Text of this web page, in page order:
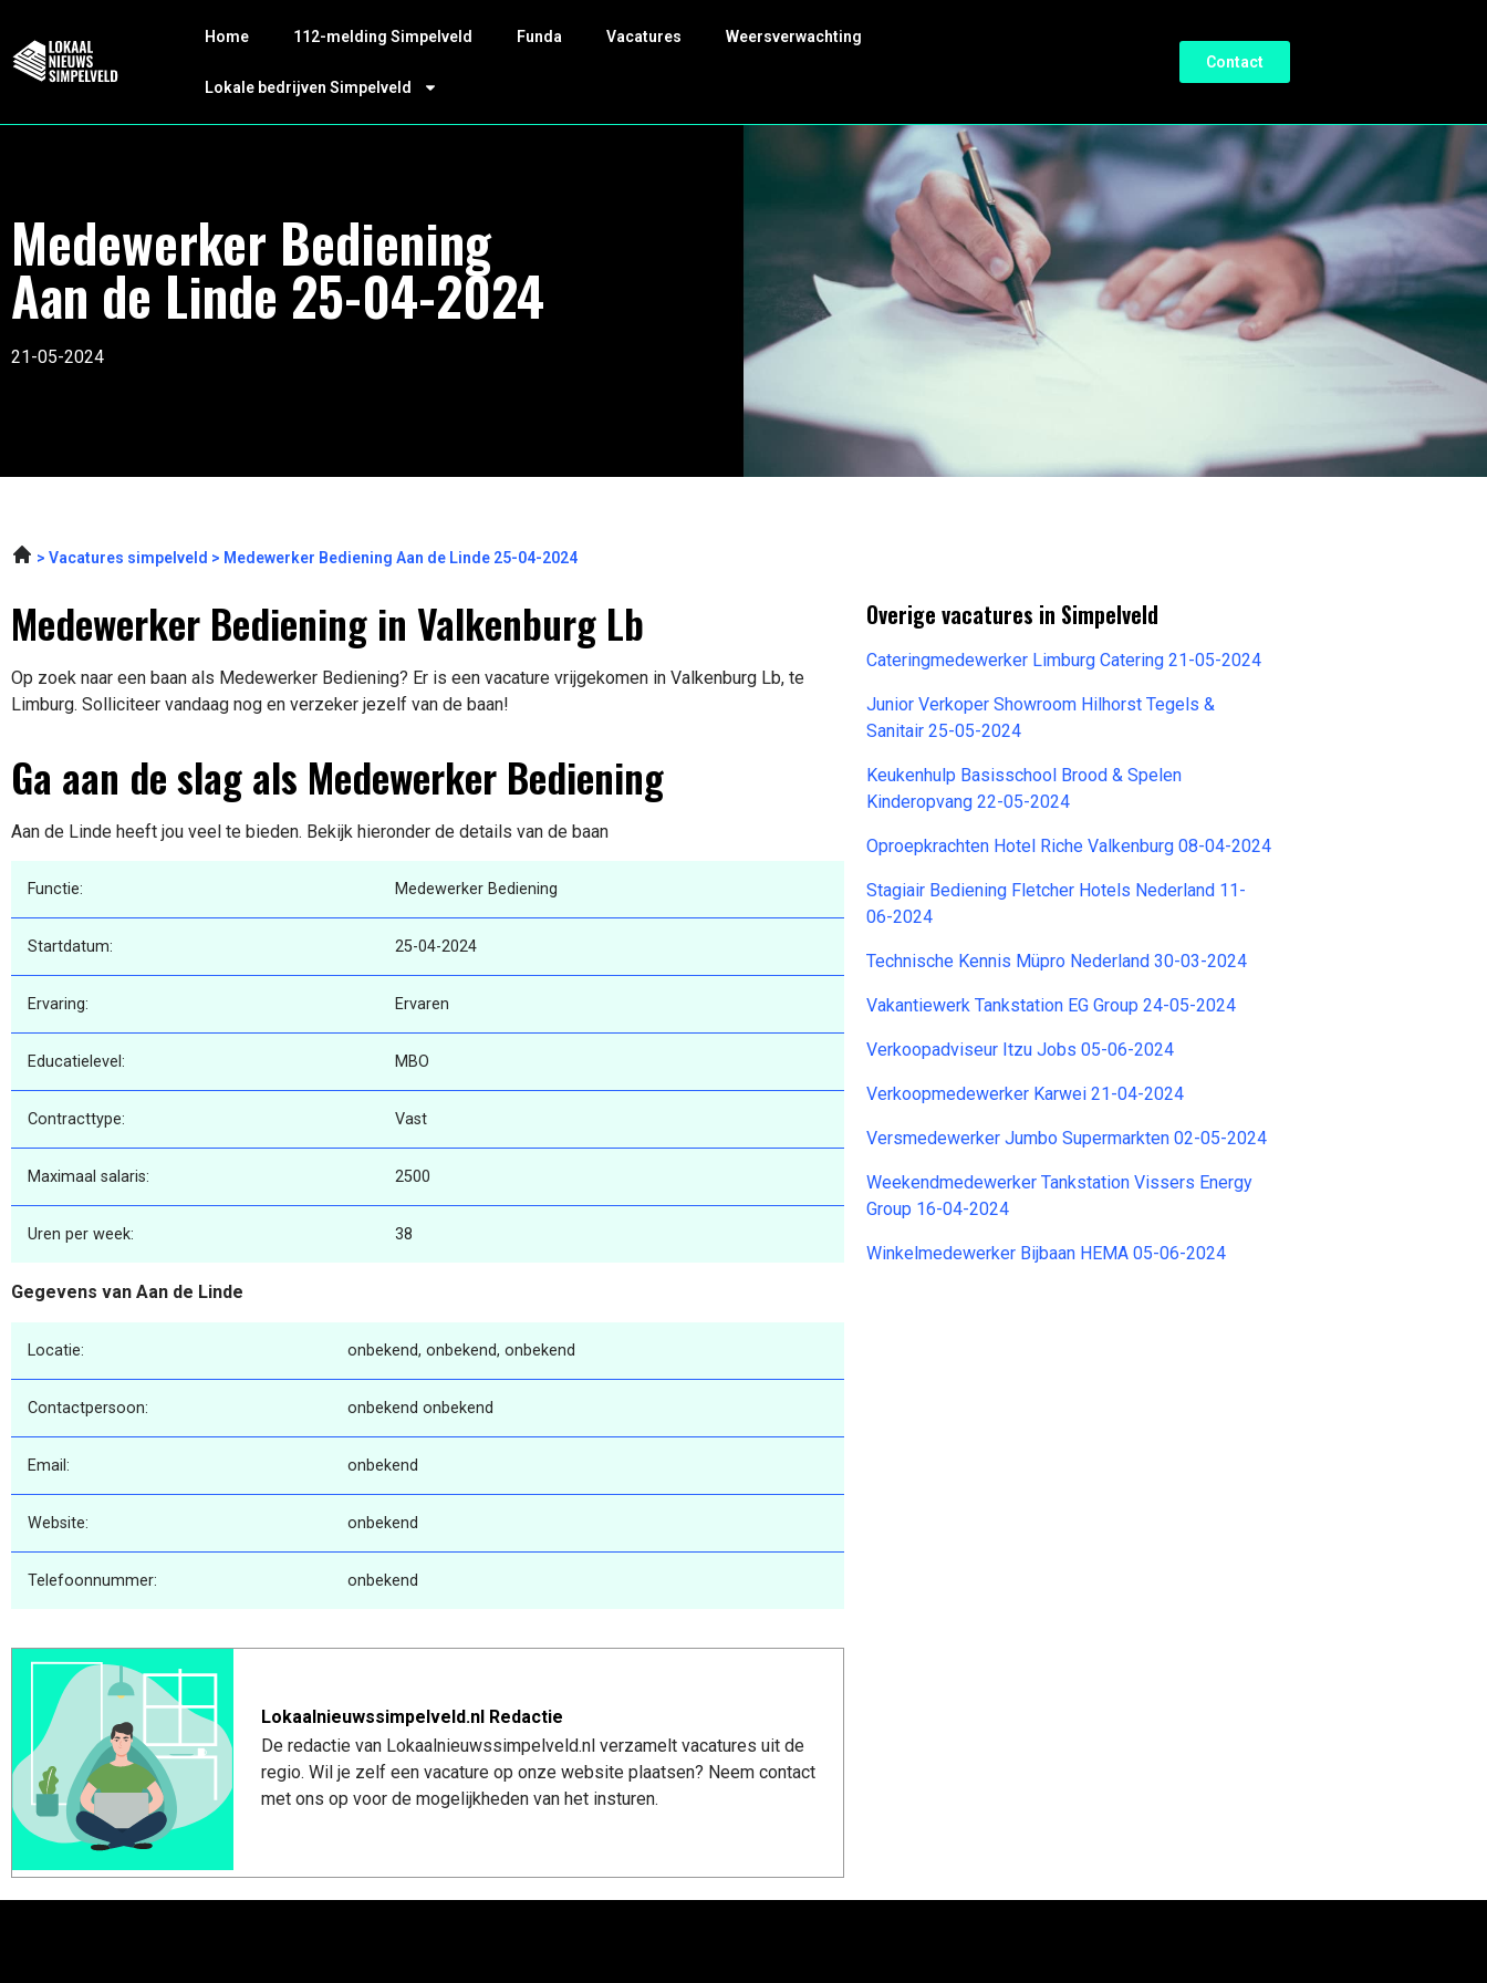
Home 112-melding Simpelveld Funda Vacatures Weersverwachting
Lokale bedrijven Simpelveld
Contact
Medewerker Bediening
Aan de Linde 25-04-2024
21-05-2024
Vacatures simpelveld Medewerker Bediening Aan de Linde 25-04-2024
Medewerker Bediening in Valkenburg Lb
Op zoek naar een baan als Medewerker Bediening? Er is een vacature vrijgekomen in Valkenburg Lb, te
Limburg. Solliciteer vandaag nog en verzeker jezelf van de baan!
Ga aan de slag als Medewerker Bediening
Aan de Linde heeft jou veel te bieden. Bekijk hieronder de details van de baan
Functie: Medewerker Bediening
Startdatum: 25-04-2024
Ervaring: Ervaren
Educatielevel: MBO
Contracttype: Vast
Maximaal salaris: 2500
Uren per week: 38
Gegevens van Aan de Linde
Locatie: onbekend, onbekend, onbekend
Contactpersoon: onbekend onbekend
Email: onbekend
Website: onbekend
Telefoonnummer: onbekend
Lokaalnieuwssimpelveld.nl Redactie
De redactie van Lokaalnieuwssimpelveld.nl verzamelt vacatures uit de
regio. Wil je zelf een vacature op onze website plaatsen? Neem contact
met ons op voor de mogelijkheden van het insturen.
Overige vacatures in Simpelveld
Cateringmedewerker Limburg Catering 21-05-2024
Junior Verkoper Showroom Hilhorst Tegels &
Sanitair 25-05-2024
Keukenhulp Basisschool Brood & Spelen
Kinderopvang 22-05-2024
Oproepkrachten Hotel Riche Valkenburg 08-04-2024
Stagiair Bediening Fletcher Hotels Nederland 11-
06-2024
Technische Kennis Müpro Nederland 30-03-2024
Vakantiewerk Tankstation EG Group 24-05-2024
Verkoopadviseur Itzu Jobs 05-06-2024
Verkoopmedewerker Karwei 21-04-2024
Versmedewerker Jumbo Supermarkten 02-05-2024
Weekendmedewerker Tankstation Vissers Energy
Group 16-04-2024
Winkelmedewerker Bijbaan HEMA 05-06-2024